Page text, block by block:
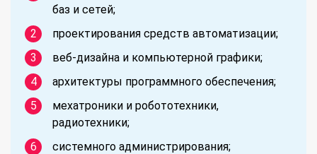
баз и сетей;
проектирования средств автоматизации;
веб-дизайна и компьютерной графики;
архитектуры программного обеспечения;
мехатроники и робототехники,
радиотехники;
системного администрирования;